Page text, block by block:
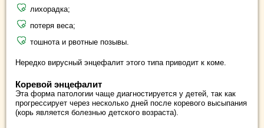
лихорадка;
потеря веса;
тошнота и рвотные позывы.
Нередко вирусный энцефалит этого типа приводит к коме.
Коревой энцефалит
Эта форма патологии чаще диагностируется у детей, так как
прогрессирует через несколько дней после коревого высыпания
(корь является болезнью детского возраста).